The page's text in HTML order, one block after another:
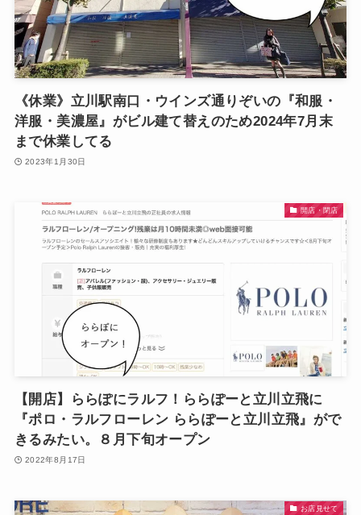
《休業》立川駅南口・ウインズ通りぞいの『和服・
洋服・美濃屋』がビル建て替えのため2024年7月末
まで休業してる
2023年1月30日
開店・閉店
【開店】ららぽにラルフ！ららぽーと立川立飛に
『ポロ・ラルフローレン ららぽーと立川立飛』がで
きるみたい。８月下旬オープン
2022年8月17日
お店見せて